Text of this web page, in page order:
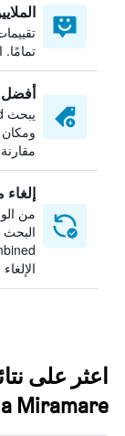
تمامًا.
أفضل
من
اعثر على
Miramare